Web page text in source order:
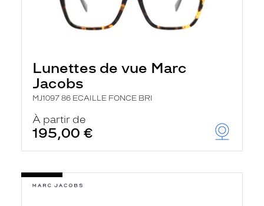
Lunettes de vue Marc
Jacobs
MJ1097 86 ECAILLE FONCE BRI
À partir de
195,00 €